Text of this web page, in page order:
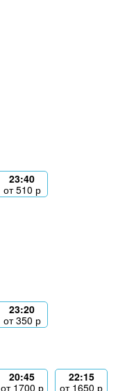
23:40
от510 р
23:20
от350 р
20:45
от 1700 р
22:15
от 1650 р